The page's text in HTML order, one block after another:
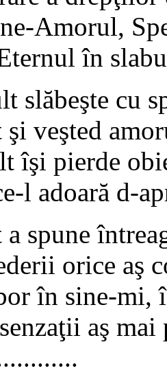
Amorul,
în
slăbeşte cu
şi veşted
îşi pierde
l adoară d-
spune
orice aş
în sine-mi,
aş mai